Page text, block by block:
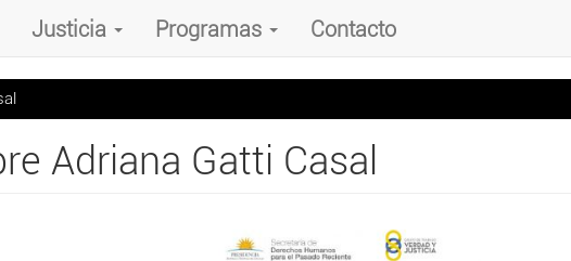
Justicia Programas Contacto
Adriana Gatti Casal